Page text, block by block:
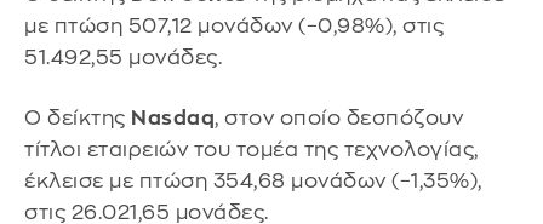
με πτώση 507,12 μονάδων (–0,98%), στις
51.492,55 μονάδες.
Ο δείκτης Nasdaq, στον οποίο δεσπόζουν
τίτλοι εταιρειών του τομέα της τεχνολογίας,
έκλεισε με πτώση 354,68 μονάδων (–1,35%),
στις 26.021,65 μονάδες.